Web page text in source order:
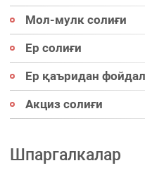
Мол-мулк солиғи
Ер солиғи
Ер қаъридан
Акциз солиғи
Шпаргалкалар